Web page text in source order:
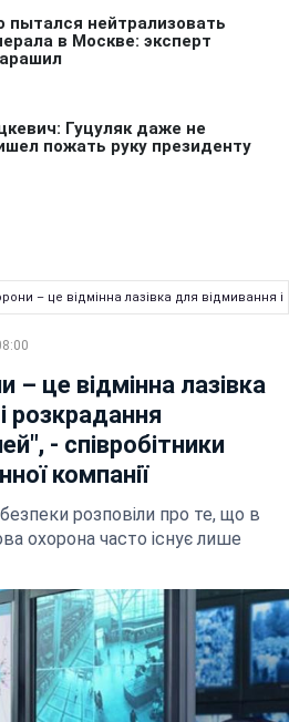
– це відмінна лазівка для відмивання
– це відмінна лазівка
розкрадання
- співробітники
компанії
розповіли про те, що в
охорона часто існує лише